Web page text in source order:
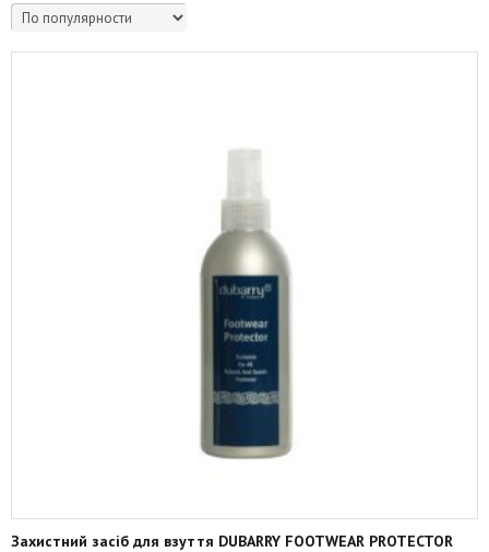
Захистний засіб для взуття DUBARRY FOOTWEAR PROTECTOR